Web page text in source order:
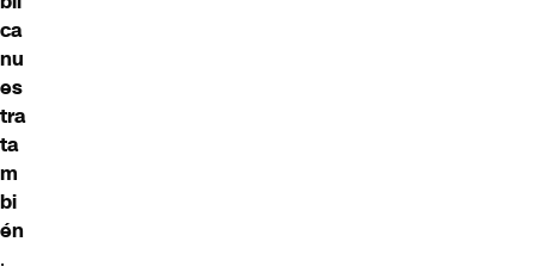
ca
nu
es
tra
ta
m
bi
én
.